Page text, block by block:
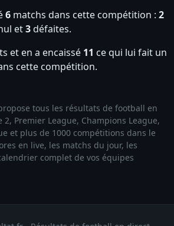
6 matchs dans cette compétition : 2
et3défaites.
et en a encaissé 11 ce qui lui fait un
cette compétition.
tous les résultats de football en
Premier League, Champions League,
et plus de 1000 compétitions dans le
en live, les matchs du jour, les
complet de vos équipes